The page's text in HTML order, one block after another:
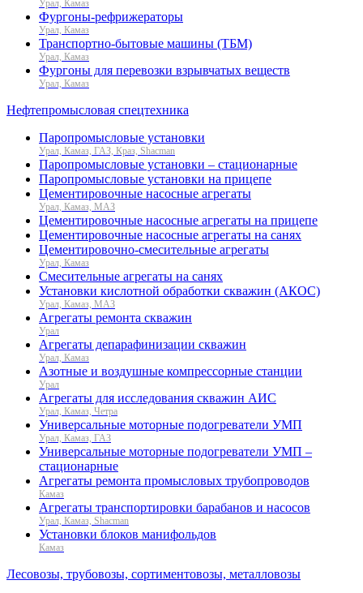
Урал, Камаз
Фургоны-рефрижераторы
Урал, Камаз
Транспортно-бытовые машины (ТБМ)
Урал, Камаз
Фургоны для перевозки взрывчатых веществ
Урал, Камаз
Нефтепромысловая спецтехника
Паропромысловые установки
Урал, Камаз, ГАЗ, Краз, Shacman
Паропромысловые установки – стационарные
Паропромысловые установки на прицепе
Цементировочные насосные агрегаты
Урал, Камаз, МАЗ
Цементировочные насосные агрегаты на прицепе
Цементировочные насосные агрегаты на санях
Цементировочно-смесительные агрегаты
Урал, Камаз
Смесительные агрегаты на санях
Установки кислотной обработки скважин (АКОС)
Урал, Камаз, МАЗ
Агрегаты ремонта скважин
Урал
Агрегаты депарафинизации скважин
Урал, Камаз
Азотные и воздушные компрессорные станции
Урал
Агрегаты для исследования скважин АИС
Урал, Камаз, Четра
Универсальные моторные подогреватели УМП
Урал, Камаз, ГАЗ
Универсальные моторные подогреватели УМП –
стационарные
Агрегаты ремонта промысловых трубопроводов
Камаз
Агрегаты транспортировки барабанов и насосов
Урал, Камаз, Shacman
Установки блоков манифольдов
Камаз
Лесовозы, трубовозы, сортиментовозы, металловозы